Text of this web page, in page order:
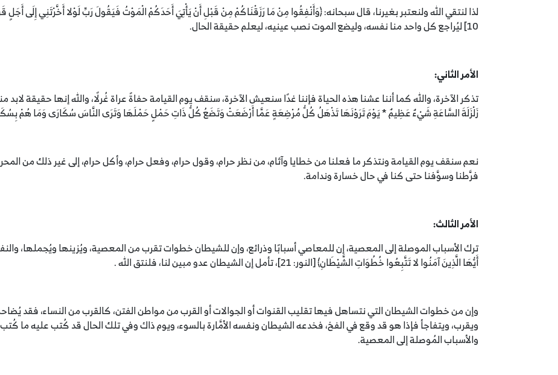
لذا لنتقي الله ولنعتبر بغيرنا، قال سبحانه: ﴿وَأَنْفِقُوا مِنْ مَا رَزَقْنَاكُمْ مِنْ قَبْلِ أَنْ يَأْتِيَ أَحَدَكُمْ الْمَوْتُ فَيَقُولَ رَبِّ لَوْلا أَخَّرْتَنِي إِلَى
10] ليُراجع كل واحد منا نفسه، وليضع الموت نصب عينيه، ليعلم حقيقة الحال.
الأمر الثاني:
تذكر الآخرة، والله كما أننا عشنا هذه الحياة فإننا غدًا سنعيش الآخرة، سنقف يوم القيامة حفاةً عراة غُرلًا، والله إنها حقيقة لابد
زَلْزَلَةَ السَّاعَةِ شَيْءٌ عَظِيمٌ * يَوْمَ تَرَوْنَهَا تَذْهَلُ كُلُّ مُرْضِعَةٍ عَمَّا أَرْضَعَتْ وَتَضَعُ كُلُّ ذَاتِ حَمْلٍ حَمْلَهَا وَتَرَى النَّاسَ سُكَارَى وَمَا هُمْ بِسُكَارَى
نعم سنقف يوم القيامة ونتذكر ما فعلنا من خطايا وآثام، من نظر حرام، وقول حرام، وفعل حرام، وأكل حرام، إلى غير ذلك من
فرَّطنا وسوَّفنا حتى كنا في حال خسارة وندامة.
الأمر الثالث:
ترك الأسباب الموصلة إلى المعصية، إن للمعاصي أسبابًا وذرائع، وإن للشيطان خطوات تقرب من المعصية، ويُزينها ويُجملها، والنفس
أَيُّهَا الَّذِينَ آمَنُوا لا تَتَّبِعُوا خُطُوَاتِ الشَّيْطَانِ﴾ [النور: 21]، تأمل إن الشيطان عدو مبين لنا، فلنتق الله .
وإن من خطوات الشيطان التي نتساهل فيها تقليب القنوات أو الجوالات أو القرب من مواطن الفتن، كالقرب من النساء، فقد
ويقرب، ويتفاجأ فإذا هو قد وقع في الفخ، فخدعه الشيطان ونفسه الأمَّارة بالسوء، ويوم ذاك وفي تلك الحال قد كُتب عليه ما كُتب
والأسباب المُوصلة إلى المعصية.